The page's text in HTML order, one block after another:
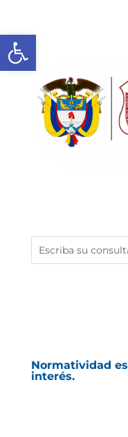
Abrir barra de
Normatividad
interés.